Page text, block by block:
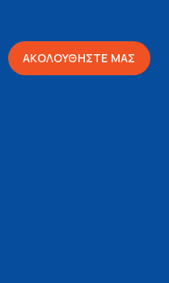
ΑΚΟΛΟΥΘΗΣΤΕ ΜΑΣ